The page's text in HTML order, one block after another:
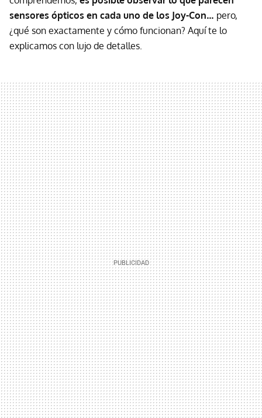
sensores ópticos en cada uno de los Joy-Con… pero,
¿qué son exactamente y cómo funcionan? Aquí te lo
explicamos con lujo de detalles.